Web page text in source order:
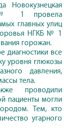
Новокузнецкая
№ 1 провела
главных улиц
НГКБ № 1
горожан.
диагностики все
уровня глюкозы
давления,
тела.
проводили
пациенты могли
Тем, кто
угарного